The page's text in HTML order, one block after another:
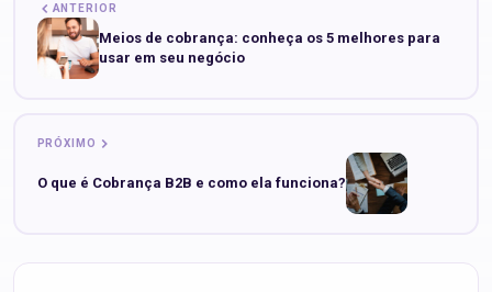
ANTERIOR
Meios de cobrança: conheça os 5 melhores para
usar em seu negócio
PRÓXIMO
O que é Cobrança B2B e como ela funciona?